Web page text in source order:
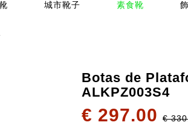
城市靴子 素食靴
Botas de
ALKPZ003S4
€ 297.00 €